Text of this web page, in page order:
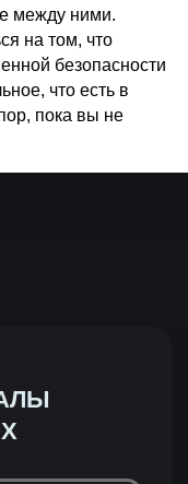
между ними.
на том, что
безопасности
что есть в
пока вы не